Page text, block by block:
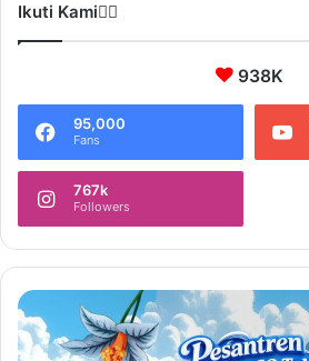
Ikuti Kami❤️‍🔥
938K
95,000
Fans
767k
Followers